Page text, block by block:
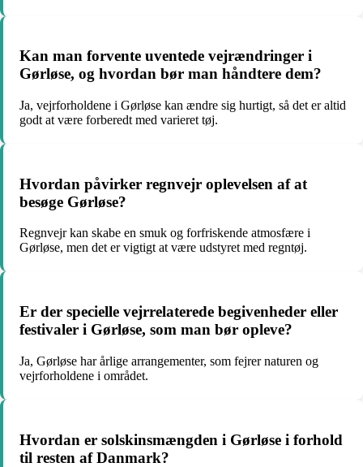
Kan man forvente uventede vejrændringer i
Gørløse, og hvordan bør man håndtere dem?
Ja, vejrforholdene i Gørløse kan ændre sig hurtigt, så det er altid
godt at være forberedt med varieret tøj.
Hvordan påvirker regnvejr oplevelsen af at
besøge Gørløse?
Regnvejr kan skabe en smuk og forfriskende atmosfære i
Gørløse, men det er vigtigt at være udstyret med regntøj.
Er der specielle vejrrelaterede begivenheder eller
festivaler i Gørløse, som man bør opleve?
Ja, Gørløse har årlige arrangementer, som fejrer naturen og
vejrforholdene i området.
Hvordan er solskinsmængden i Gørløse i forhold
til resten af Danmark?